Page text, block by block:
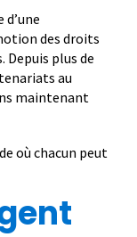
des droits
Depuis plus de
au
maintenant
où chacun peut